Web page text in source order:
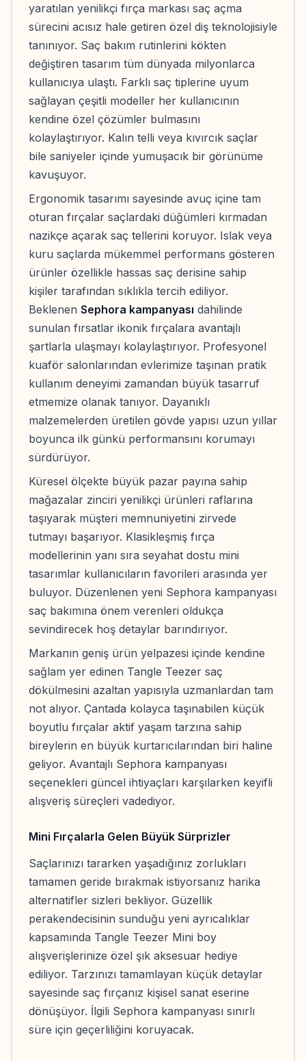
yaratılan yenilikçi fırça markası saç açma
sürecini acısız hale getiren özel diş teknolojisiyle
tanınıyor. Saç bakım rutinlerini kökten
değiştiren tasarım tüm dünyada milyonlarca
kullanıcıya ulaştı. Farklı saç tiplerine uyum
sağlayan çeşitli modeller her kullanıcının
kendine özel çözümler bulmasını
kolaylaştırıyor. Kalın telli veya kıvırcık saçlar
bile saniyeler içinde yumuşacık bir görünüme
kavuşuyor.
Ergonomik tasarımı sayesinde avuç içine tam
oturan fırçalar saçlardaki düğümleri kırmadan
nazikçe açarak saç tellerini koruyor. Islak veya
kuru saçlarda mükemmel performans gösteren
ürünler özellikle hassas saç derisine sahip
kişiler tarafından sıklıkla tercih ediliyor.
Beklenen Sephora kampanyası dahilinde
sunulan fırsatlar ikonik fırçalara avantajlı
şartlarla ulaşmayı kolaylaştırıyor. Profesyonel
kuaför salonlarından evlerimize taşınan pratik
kullanım deneyimi zamandan büyük tasarruf
etmemize olanak tanıyor. Dayanıklı
malzemelerden üretilen gövde yapısı uzun yıllar
boyunca ilk günkü performansını korumayı
sürdürüyor.
Küresel ölçekte büyük pazar payına sahip
mağazalar zinciri yenilikçi ürünleri raflarına
taşıyarak müşteri memnuniyetini zirvede
tutmayı başarıyor. Klasikleşmiş fırça
modellerinin yanı sıra seyahat dostu mini
tasarımlar kullanıcıların favorileri arasında yer
buluyor. Düzenlenen yeni Sephora kampanyası
saç bakımına önem verenleri oldukça
sevindirecek hoş detaylar barındırıyor.
Markanın geniş ürün yelpazesi içinde kendine
sağlam yer edinen Tangle Teezer saç
dökülmesini azaltan yapısıyla uzmanlardan tam
not alıyor. Çantada kolayca taşınabilen küçük
boyutlu fırçalar aktif yaşam tarzına sahip
bireylerin en büyük kurtarıcılarından biri haline
geliyor. Avantajlı Sephora kampanyası
seçenekleri güncel ihtiyaçları karşılarken keyifli
alışveriş süreçleri vadediyor.
Mini Fırçalarla Gelen Büyük Sürprizler
Saçlarınızı tararken yaşadığınız zorlukları
tamamen geride bırakmak istiyorsanız harika
alternatifler sizleri bekliyor. Güzellik
perakendecisinin sunduğu yeni ayrıcalıklar
kapsamında Tangle Teezer Mini boy
alışverişlerinize özel şık aksesuar hediye
ediliyor. Tarzınızı tamamlayan küçük detaylar
sayesinde saç fırçanız kişisel sanat eserine
dönüşüyor. İlgili Sephora kampanyası sınırlı
süre için geçerliliğini koruyacak.